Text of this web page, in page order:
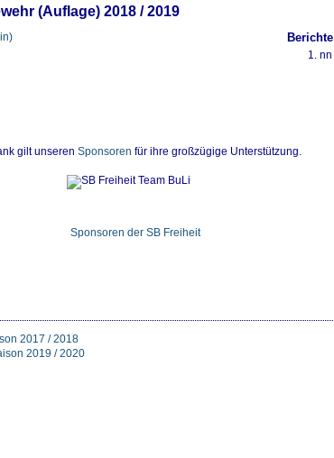
(Auflage) 2018 / 2019
Berichte
nn
gilt unseren Sponsoren für ihre großzügige Unterstützung.
2017 / 2018
2019 / 2020